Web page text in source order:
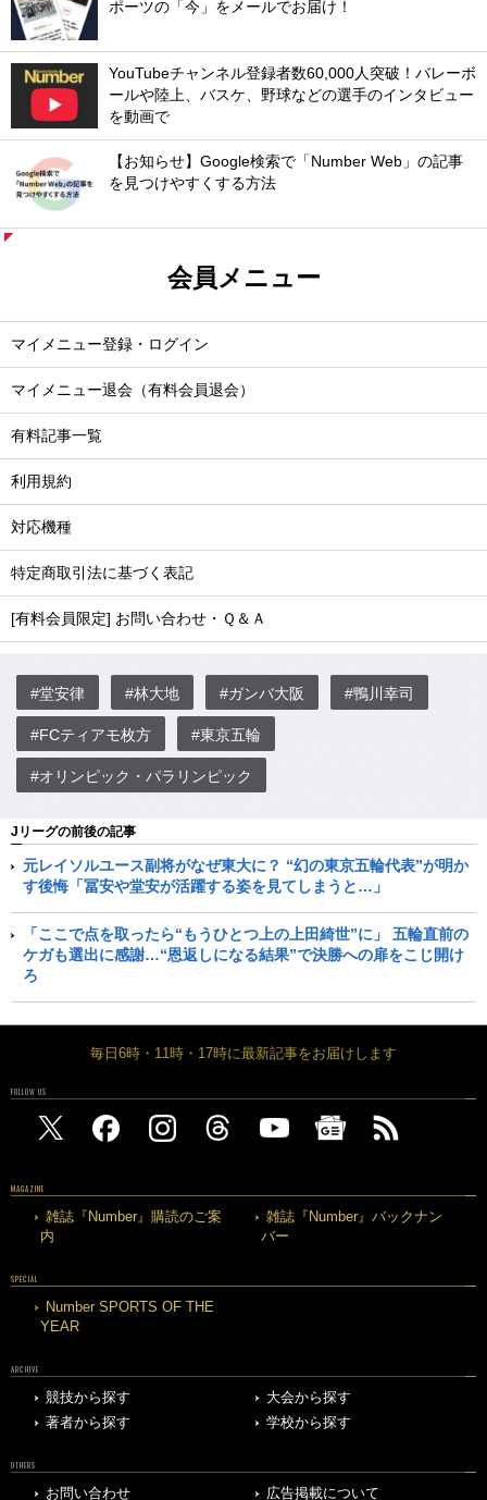
ポーツの「今」をメールでお届け！
YouTubeチャンネル登録者数60,000人突破！バレーボ
ールや陸上、バスケ、野球などの選手のインタビュー
を動画で
【お知らせ】Google検索で「Number Web」の記事
を見つけやすくする方法
会員メニュー
マイメニュー登録・ログイン
マイメニュー退会（有料会員退会）
有料記事一覧
利用規約
対応機種
特定商取引法に基づく表記
[有料会員限定] お問い合わせ・Ｑ＆Ａ
#堂安律 #林大地 #ガンバ大阪 #鴨川幸司
#FCティアモ枚方 #東京五輪
#オリンピック・パラリンピック
Jリーグの前後の記事
元レイソルユース副将がなぜ東大に？ “幻の東京五輪代表”が明か
す後悔「冨安や堂安が活躍する姿を見てしまうと…」
「ここで点を取ったら“もうひとつ上の上田綺世”に」 五輪直前の
ケガも選出に感謝…“恩返しになる結果”で決勝への扉をこじ開け
ろ
毎日6時・11時・17時に最新記事をお届けします
FOLLOW US
MAGAZINE
雑誌『Number』購読のご案
内
雑誌『Number』バックナン
バー
SPECIAL
Number SPORTS OF THE
YEAR
ARCHIVE
競技から探す
大会から探す
著者から探す
学校から探す
OTHERS
お問い合わせ 広告掲載について